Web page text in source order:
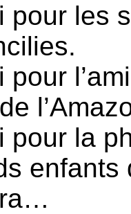
pour les
pour
pour la
enfants